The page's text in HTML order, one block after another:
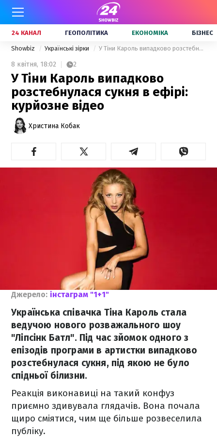
24 КАНАЛ ГЕОПОЛІТИКА ЕКОНОМІКА БІЗНЕС
Showbiz Українські зірки У Тіни Кароль випадково розстебнулася сукня в ефірі: курйозне відео
8 квітня, 18:02 2
У Тіни Кароль випадково
розстебнулася сукня в ефірі:
курйозне відео
Христина Кобак
Джерело: інстаграм "1+1"
Українська співачка Тіна Кароль стала
ведучою нового розважального шоу
"Ліпсінк Батл". Під час зйомок одного з
епізодів програми в артистки випадково
розстебнулася сукня, під якою не було
спідньої білизни.
Реакція виконавиці на такий конфуз
приємно здивувала глядачів. Вона почала
щиро сміятися, чим ще більше розвеселила
публіку.